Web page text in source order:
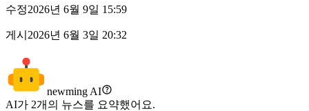
수정2026년 6월 9일 15:59
게시 2026년 6월 3일 20:32
newming AI
AI가 2개의 뉴스를 요약했어요.